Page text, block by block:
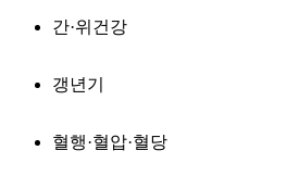
간·위건강
갱년기
혈행·혈압·혈당